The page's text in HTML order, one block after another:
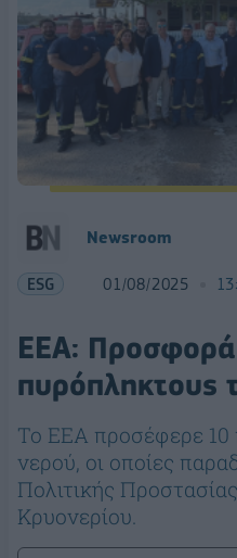
Newsroom
ESG 01/08/2025
EEA:
πυρόπληκτους
Το ΕΕΑ προσέφερε 10
νερού, οι οποίες
Πολιτικής
Κρυονερίου.